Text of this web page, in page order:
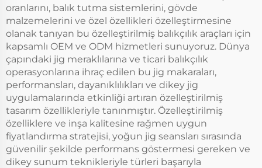
oranlarını, balık tutma sistemlerini, gövde
malzemelerini ve özel özellikleri özelleştirmesine
olanak tanıyan bu özelleştirilmiş balıkçılık araçları için
kapsamlı OEM ve ODM hizmetleri sunuyoruz. Dünya
çapındaki jig meraklılarına ve ticari balıkçılık
operasyonlarına ihraç edilen bu jig makaraları,
performansları, dayanıklılıkları ve dikey jig
uygulamalarında etkinliği artıran özelleştirilmiş
tasarım özellikleriyle tanınmıştır. Özelleştirilmiş
özelliklere ve inşa kalitesine rağmen uygun
fiyatlandırma stratejisi, yoğun jig seansları sırasında
güvenilir şekilde performans göstermesi gereken ve
dikey sunum teknikleriyle türleri başarıyla